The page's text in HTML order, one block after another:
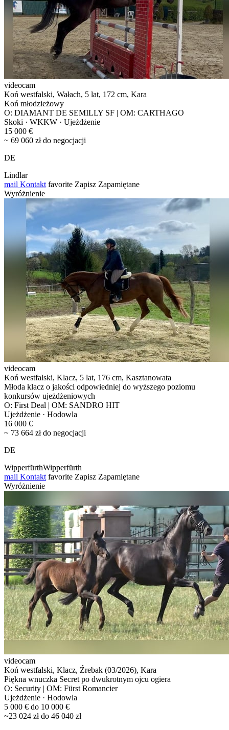
videocam
Koń westfalski, Wałach, 5 lat, 172 cm, Kara
Koń młodzieżowy
O: DIAMANT DE SEMILLY SF | OM: CARTHAGO
Skoki · WKKW · Ujeżdżenie
15 000 €
~ 69 060 zł do negocjacji
DE
Lindlar
mail Kontakt favorite Zapisz Zapamiętane
Wyróżnienie
videocam
Koń westfalski, Klacz, 5 lat, 176 cm, Kasztanowata
Młoda klacz o jakości odpowiedniej do wyższego poziomu
konkursów ujeżdżeniowych
O: First Deal | OM: SANDRO HIT
Ujeżdżenie · Hodowla
16 000 €
~ 73 664 zł do negocjacji
DE
WipperfürthWipperfürth
mail Kontakt favorite Zapisz Zapamiętane
Wyróżnienie
videocam
Koń westfalski, Klacz, Źrebak (03/2026), Kara
Piękna wnuczka Secret po dwukrotnym ojcu ogiera
O: Security | OM: Fürst Romancier
Ujeżdżenie · Hodowla
5 000 € do 10 000 €
~23 024 zł do 46 040 zł